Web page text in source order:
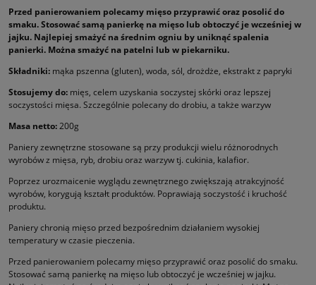
Przed panierowaniem polecamy mięso przyprawić oraz posolić do
smaku. Stosować samą panierkę na mięso lub obtoczyć je wcześniej w
jajku. Najlepiej smażyć na średnim ogniu by uniknąć spalenia
panierki. Można smażyć na patelni lub w piekarniku.
Składniki: mąka pszenna (gluten), woda, sól, drożdże, ekstrakt z papryki
Stosujemy do: mięs, celem uzyskania soczystej skórki oraz lepszej
soczystości mięsa. Szczególnie polecany do drobiu, a także warzyw
Masa netto:200g
Paniery zewnętrzne stosowane są przy produkcji wielu różnorodnych
wyrobów z mięsa, ryb, drobiu oraz warzyw tj. cukinia, kalafior.
Poprzez urozmaicenie wyglądu zewnętrznego zwiększają atrakcyjność
wyrobów, korygują kształt produktów. Poprawiają soczystość i kruchość
produktu.
Paniery chronią mięso przed bezpośrednim działaniem wysokiej
temperatury w czasie pieczenia.
Przed panierowaniem polecamy mięso przyprawić oraz posolić do smaku.
Stosować samą panierkę na mięso lub obtoczyć je wcześniej w jajku.